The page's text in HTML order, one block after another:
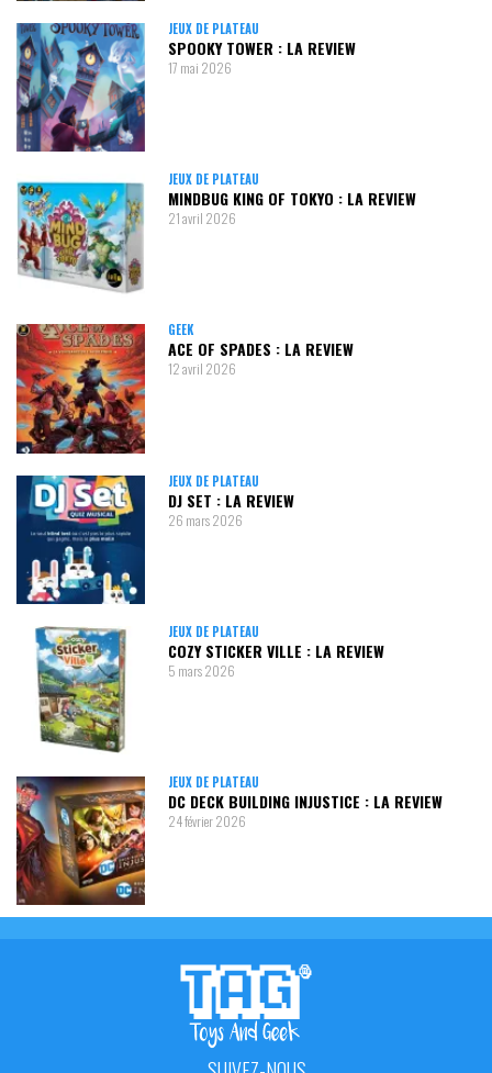
JEUX DE PLATEAU
SPOOKY TOWER : LA REVIEW
17 mai 2026
JEUX DE PLATEAU
MINDBUG KING OF TOKYO : LA REVIEW
21 avril 2026
GEEK
ACE OF SPADES : LA REVIEW
12 avril 2026
JEUX DE PLATEAU
DJ SET : LA REVIEW
26 mars 2026
JEUX DE PLATEAU
COZY STICKER VILLE : LA REVIEW
5 mars 2026
JEUX DE PLATEAU
DC DECK BUILDING INJUSTICE : LA REVIEW
24 février 2026